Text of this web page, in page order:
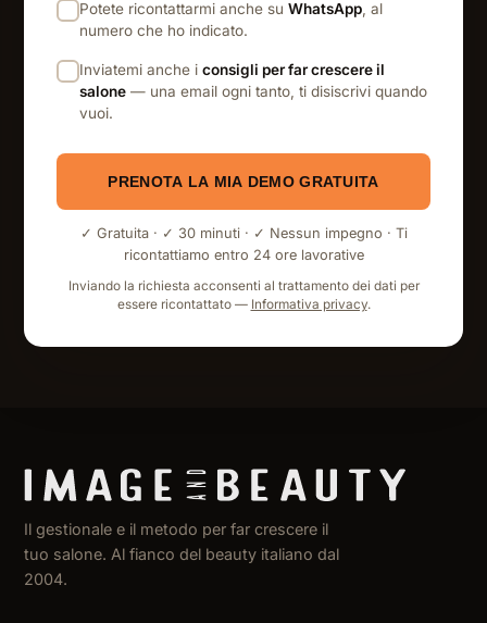
Potete ricontattarmi anche su WhatsApp, al
numero che ho indicato.
Inviatemi anche i consigli per far crescere il
salone — una email ogni tanto, ti disiscrivi quando
vuoi.
PRENOTA LA MIA DEMO GRATUITA
✓ Gratuita · ✓ 30 minuti · ✓ Nessun impegno · Ti
ricontattiamo entro 24 ore lavorative
Inviando la richiesta acconsenti al trattamento dei dati per
essere ricontattato — Informativa privacy.
Il gestionale e il metodo per far crescere il
tuo salone. Al fianco del beauty italiano dal
2004.